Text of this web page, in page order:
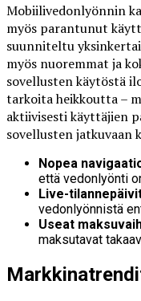
Mobiilivedonlyönnin
myös parantunut
suunniteltu
myös nuoremmat ja
sovellusten käytöstä
tarkoita heikkoutta –
aktiivisesti käyttäjien
sovellusten jatkuvaan
Nopea
että vedonlyönti
Live-
vedonlyönnistä
Useat
maksutavat